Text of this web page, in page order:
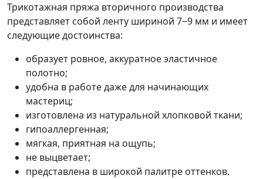
Трикотажная пряжа вторичного производства
представляет собой ленту шириной 7‒9 мм и имеет
следующие достоинства:
образует ровное, аккуратное эластичное
полотно;
удобна в работе даже для начинающих
мастериц;
изготовлена из натуральной хлопковой ткани;
гипоаллергенная;
мягкая, приятная на ощупь;
не выцветает;
представлена в широкой палитре оттенков.